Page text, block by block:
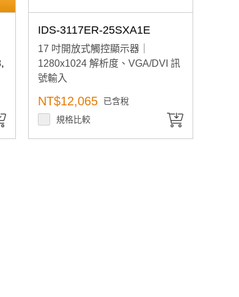
IDS-3117ER-25SXA1E
17 吋開放式觸控顯示器｜
1280x1024 解析度、VGA/DVI 訊
號輸入
NT$12,065
已含稅
規格比較